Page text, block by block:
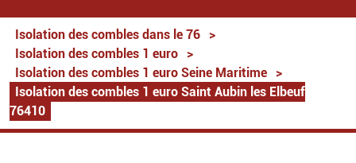
Isolation des combles dans le 76
>
Isolation des combles 1 euro
>
Isolation des combles 1 euro Seine Maritime
>
Isolation des combles 1 euro Saint Aubin les Elbeuf
76410